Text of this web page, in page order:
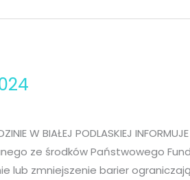
W BIAŁEJ PODLASKIEJ
ze środków Państwowego
lub zmniejszenie barier